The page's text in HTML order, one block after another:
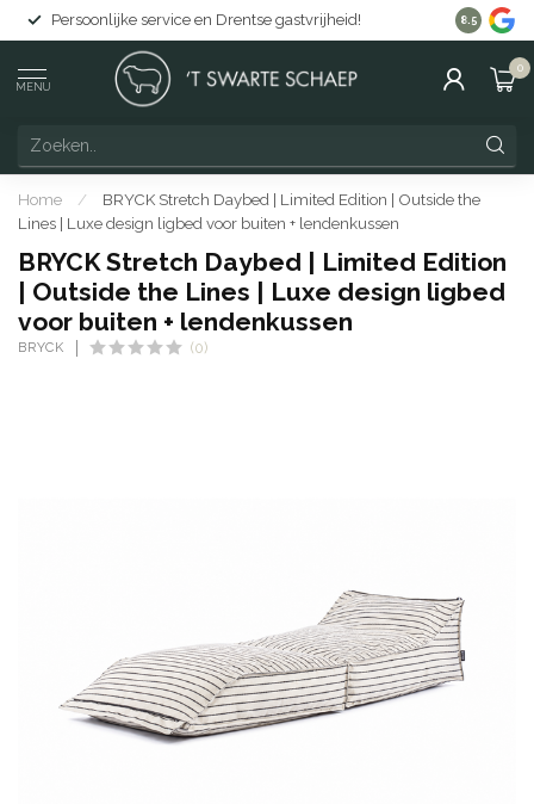
Persoonlijke service en Drentse gastvrijheid! Gratis
8.5
MENU
0
Home /
BRYCK Stretch Daybed | Limited Edition | Outside the
Lines | Luxe design ligbed voor buiten + lendenkussen
BRYCK Stretch Daybed | Limited Edition
| Outside the Lines | Luxe design ligbed
voor buiten + lendenkussen
BRYCK (0)